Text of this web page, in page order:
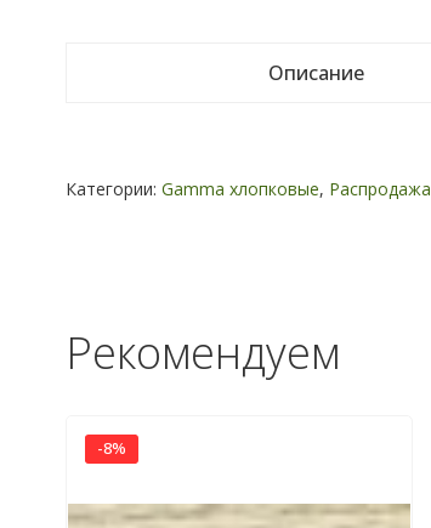
Описание
Категории: Gamma хлопковые, Распродажа
Рекомендуем
-8%